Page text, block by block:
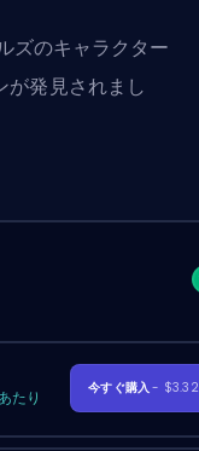
ズのキャラクター
が発見されまし
たり
今すぐ購入- $3.32